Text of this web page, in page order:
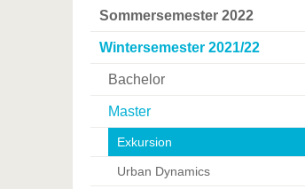
Sommersemester 2022
Wintersemester 2021/22
Bachelor
Master
Exkursion
Urban Dynamics